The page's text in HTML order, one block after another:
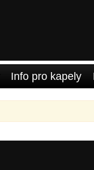
Info pro kapely